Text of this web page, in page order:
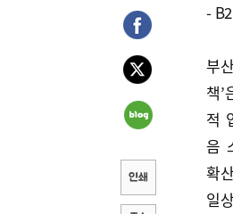
-
부
책’
적
음
확
일